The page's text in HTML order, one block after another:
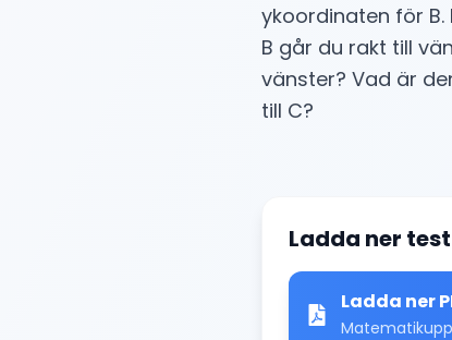
ykoordinaten för
B går du rakt till
vänster? Vad är
till C?
Ladda ner test
Ladda ner